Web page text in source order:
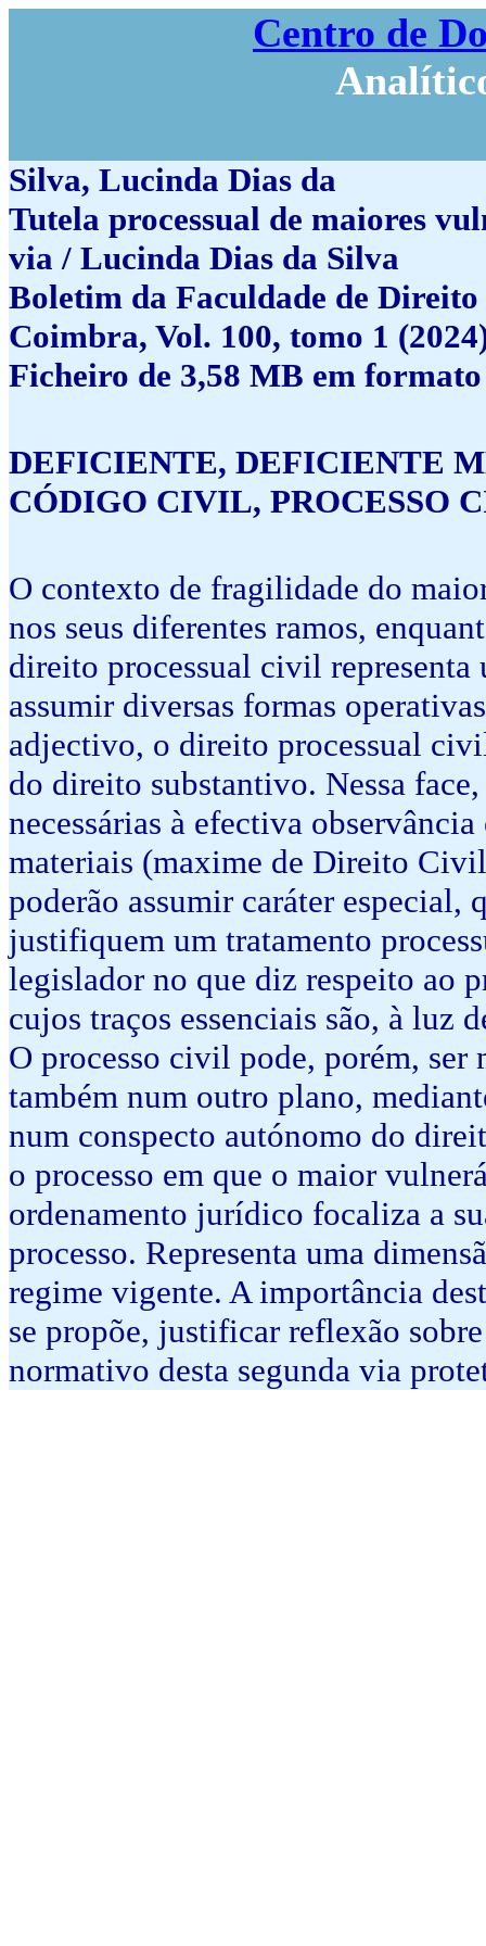
Centro de
Silva, Lucinda Dias da
Tutela processual de maiores
via / Lucinda Dias da Silva
Boletim da Faculdade de
Coimbra, Vol. 100, tomo 1
Ficheiro de 3,58 MB em formato
DEFICIENTE, DEFICIENTE
CÓDIGO CIVIL, PROCESSO
O contexto de fragilidade do
nos seus diferentes ramos,
direito processual civil representa
assumir diversas formas
adjectivo, o direito processual
do direito substantivo. Nessa
necessárias à efectiva
materiais (maxime de Direito
poderão assumir caráter especial,
justifiquem um tratamento
legislador no que diz respeito ao
cujos traços essenciais são, à luz
O processo civil pode, porém,
também num outro plano,
num conspecto autónomo do
o processo em que o maior
ordenamento jurídico focaliza a
processo. Representa uma
regime vigente. A importância
se propõe, justificar reflexão
normativo desta segunda via